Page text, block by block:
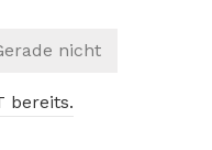
nicht
bereits.